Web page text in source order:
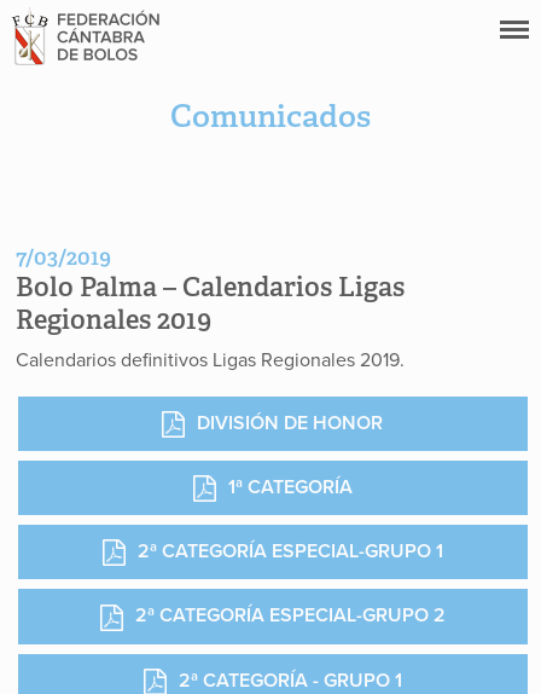
Comunicados
7/03/2019
Bolo Palma – Calendarios Ligas
Regionales 2019
Calendarios definitivos Ligas Regionales 2019.
DIVISIÓN DE HONOR
1ª CATEGORÍA
2ª CATEGORÍA ESPECIAL-GRUPO 1
2ª CATEGORÍA ESPECIAL-GRUPO 2
2ª CATEGORÍA - GRUPO 1